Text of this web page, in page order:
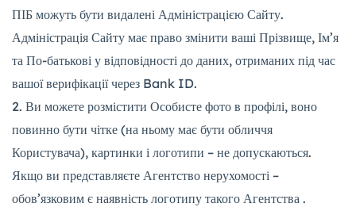
ПІБ можуть бути видалені Адміністрацією Сайту.
Адміністрація Сайту має право змінити ваші Прізвище, Ім’я
та По-батькові у відповідності до даних, отриманих під час
вашої верифікації через Bank ID.
Ви можете розмістити Особисте фото в профілі, воно
повинно бути чітке (на ньому має бути обличчя
Користувача), картинки і логотипи – не допускаються.
Якщо ви представляєте Агентство нерухомості –
обов’язковим є наявність логотипу такого Агентства .